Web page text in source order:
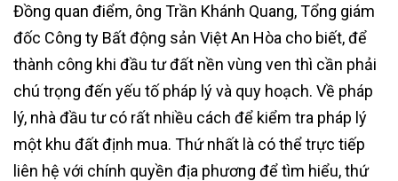
Đồng quan điểm, ông Trần Khánh Quang, Tổng giám
đốc Công ty Bất động sản Việt An Hòa cho biết, để
thành công khi đầu tư đất nền vùng ven thì cần phải
chú trọng đến yếu tố pháp lý và quy hoạch. Về pháp
lý, nhà đầu tư có rất nhiều cách để kiểm tra pháp lý
một khu đất định mua. Thứ nhất là có thể trực tiếp
liên hệ với chính quyền địa phương để tìm hiểu, thứ